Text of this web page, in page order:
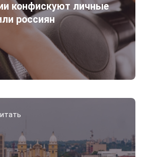
конфискуют личные
россиян